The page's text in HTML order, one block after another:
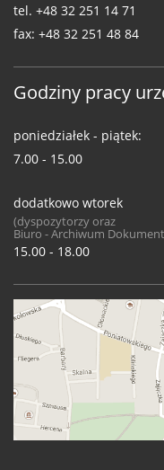
tel. +48 32 251 14 71
fax: +48 32 251 48 84
Godziny pracy
poniedziałek - piątek:
7.00 - 15.00
dodatkowo wtorek
(dyspozytorzy oraz
Biuro - Archiwum
15.00 - 18.00